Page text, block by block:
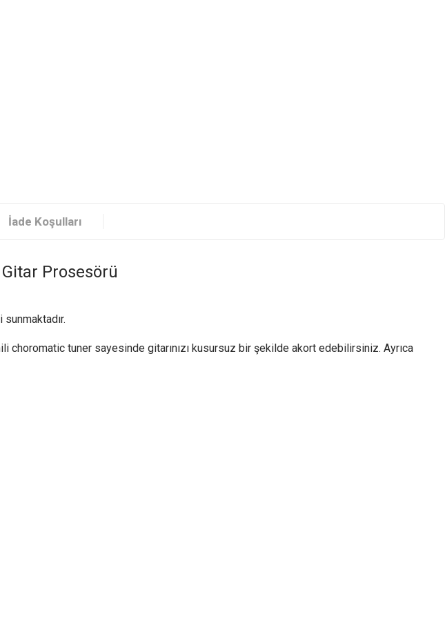
İade Koşulları
Prosesörü
tuner sayesinde gitarınızı kusursuz bir şekilde akort edebilirsiniz. Ayrıca